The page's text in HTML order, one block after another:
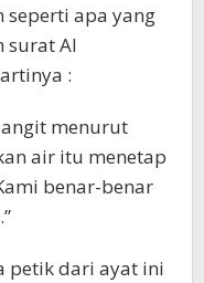
seperti apa yang
surat Al
:
menurut
air itu menetap
benar-benar
petik dari ayat ini